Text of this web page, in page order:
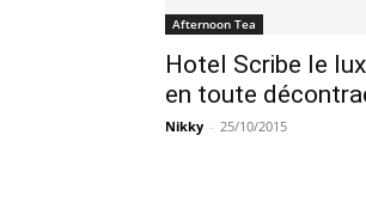
Afternoon Tea
Hotel Scribe le
en toute
Nikky - 25/10/2015